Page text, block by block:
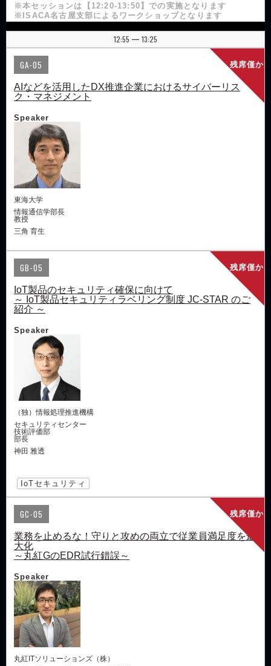
※本セッションは【12:20-13:50】での実施となります
※ISACA名古屋支部によるワークショップとなります
12:55 | 13:25
残席僅か
GA-05
AIなどを活用したDX推進企業におけるサイバーリス
ク・マネジメント
Speaker
東海大学
情報通信学部長
教授
三角 育生
残席僅か
GB-05
IoT製品のセキュリティ確保に向けて
～ IoT製品セキュリティラベリング制度 JC-STAR のご
紹介 ～
Speaker
（独）情報処理推進機構
セキュリティセンター
技術評価部
部長
神田 雅透
IoTセキュリティ
残席僅か
GC-05
業務を止めるな！守りと攻めの両立で従業員満足度を最
大化
～丸紅GのEDR試行錯誤～
Speaker
丸紅ITソリューションズ（株）